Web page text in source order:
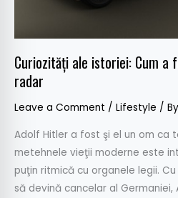
Curiozităţi ale istoriei: Cum
radar
Leave a Comment / Lifestyle / By
Adolf Hitler a fost şi el un om ca
metehnele vieţii moderne este
puţin ritmică cu organele legii.
să devină cancelar al
de
radar